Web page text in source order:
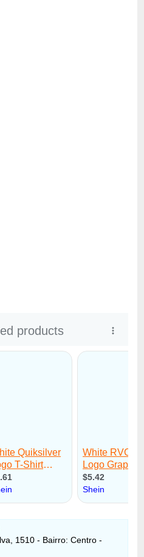
1510 - Bairro: Centro -